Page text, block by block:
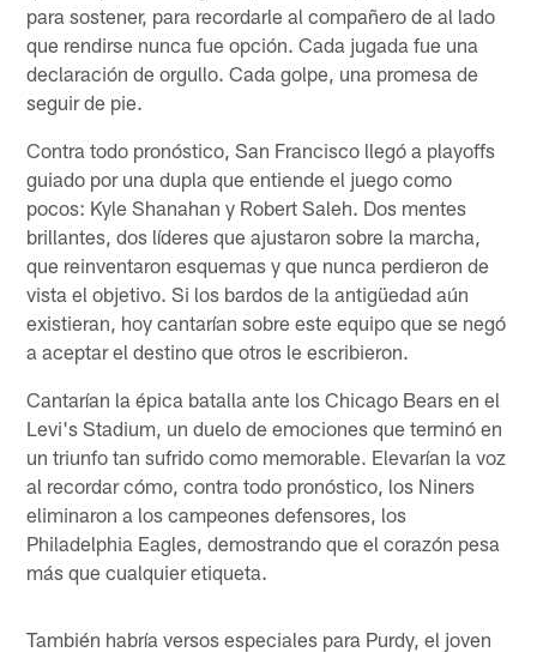
para sostener, para recordarle al compañero de al lado
que rendirse nunca fue opción. Cada jugada fue una
declaración de orgullo. Cada golpe, una promesa de
seguir de pie.
Contra todo pronóstico, San Francisco llegó a playoffs
guiado por una dupla que entiende el juego como
pocos: Kyle Shanahan y Robert Saleh. Dos mentes
brillantes, dos líderes que ajustaron sobre la marcha,
que reinventaron esquemas y que nunca perdieron de
vista el objetivo. Si los bardos de la antigüedad aún
existieran, hoy cantarían sobre este equipo que se negó
a aceptar el destino que otros le escribieron.
Cantarían la épica batalla ante los Chicago Bears en el
Levi's Stadium, un duelo de emociones que terminó en
un triunfo tan sufrido como memorable. Elevarían la voz
al recordar cómo, contra todo pronóstico, los Niners
eliminaron a los campeones defensores, los
Philadelphia Eagles, demostrando que el corazón pesa
más que cualquier etiqueta.
También habría versos especiales para Purdy, el joven